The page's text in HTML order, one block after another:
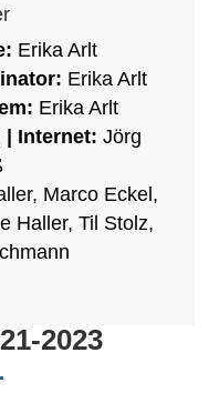
Erika Arlt
Erika Arlt
Erika Arlt
| Internet: Jörg
Marco Eckel,
Haller, Til Stolz,
2023